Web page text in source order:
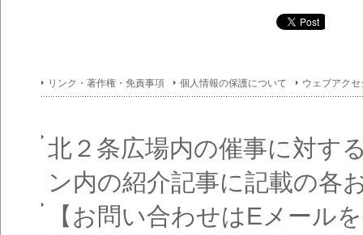
リンク・著作権・免責事項 個人情報の保護について ウェブアク
北２条広場内の催事に対す
ン内の紹介記事に記載の各
【お問い合わせはEメール